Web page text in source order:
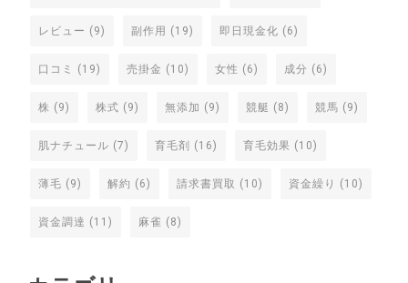
レビュー (9) 副作用 (19) 即日現金化 (6)
口コミ (19) 売掛金 (10) 女性 (6) 成分 (6)
株 (9) 株式 (9) 無添加 (9) 競艇 (8) 競馬 (9)
肌ナチュール (7) 育毛剤 (16) 育毛効果 (10)
薄毛 (9) 解約 (6) 請求書買取 (10) 資金繰り (10)
資金調達 (11) 麻雀 (8)